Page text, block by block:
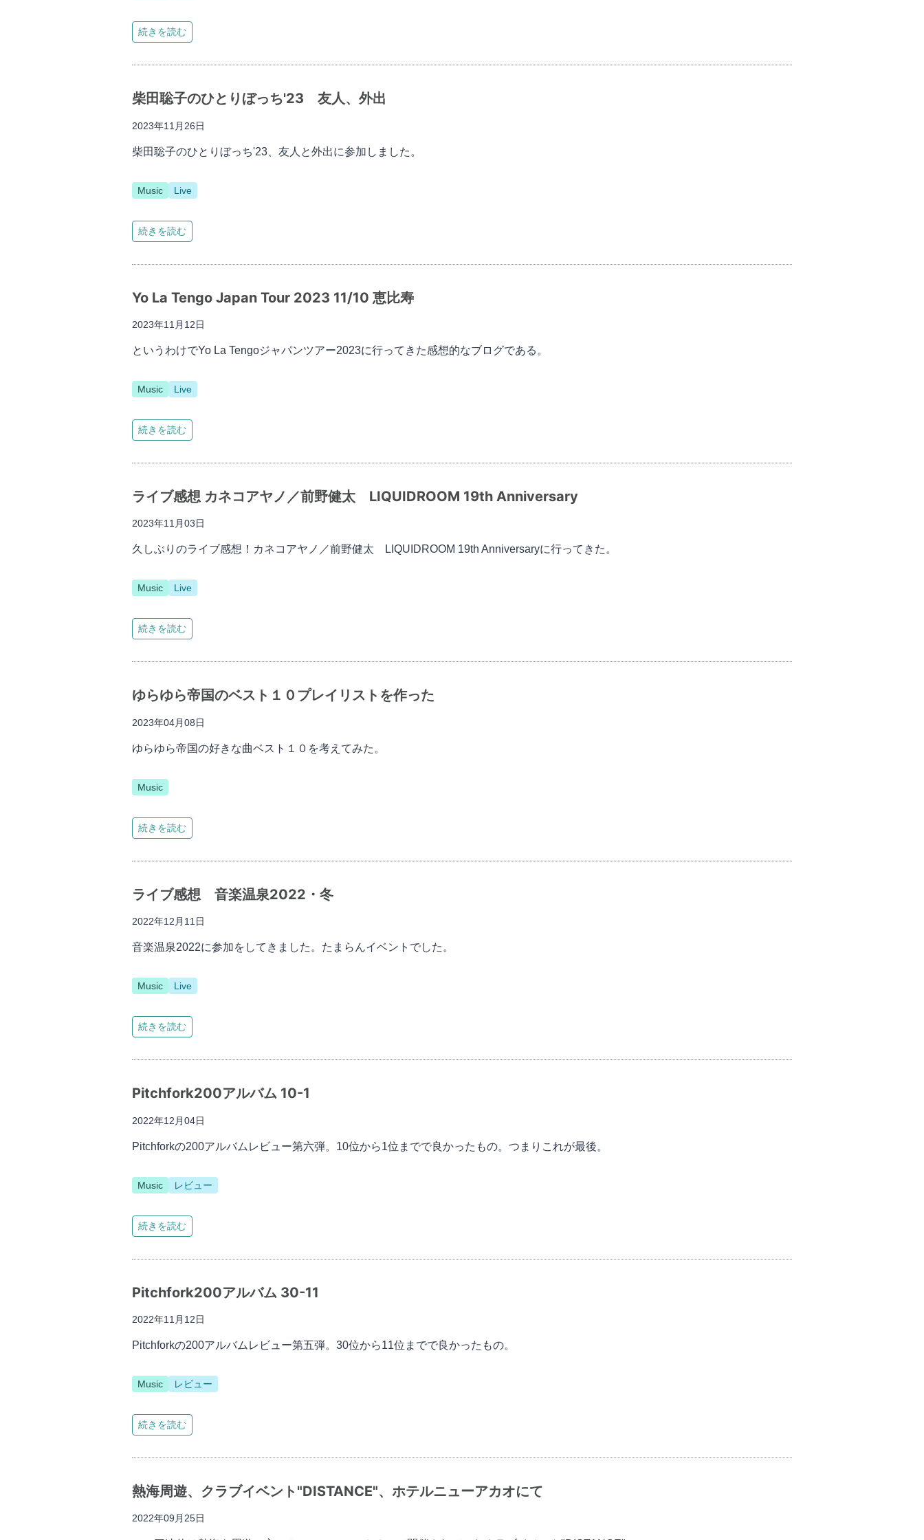
続きを読む
柴田聡子のひとりぼっち'23 友人、外出
2023年11月26日
柴田聡子のひとりぼっち'23、友人と外出に参加しました。
Music Live
続きを読む
Yo La Tengo Japan Tour 2023 11/10 恵比寿
2023年11月12日
というわけでYo La Tengoジャパンツアー2023に行ってきた感想的なブログである。
Music Live
続きを読む
ライブ感想 カネコアヤノ／前野健太 LIQUIDROOM 19th Anniversary
2023年11月03日
久しぶりのライブ感想！カネコアヤノ／前野健太 LIQUIDROOM 19th Anniversaryに行ってきた。
Music Live
続きを読む
ゆらゆら帝国のベスト１０プレイリストを作った
2023年04月08日
ゆらゆら帝国の好きな曲ベスト１０を考えてみた。
Music
続きを読む
ライブ感想 音楽温泉2022・冬
2022年12月11日
音楽温泉2022に参加をしてきました。たまらんイベントでした。
Music Live
続きを読む
Pitchfork200アルバム 10-1
2022年12月04日
Pitchforkの200アルバムレビュー第六弾。10位から1位までで良かったもの。つまりこれが最後。
Music レビュー
続きを読む
Pitchfork200アルバム 30-11
2022年11月12日
Pitchforkの200アルバムレビュー第五弾。30位から11位までで良かったもの。
Music レビュー
続きを読む
熱海周遊、クラブイベント"DISTANCE"、ホテルニューアカオにて
2022年09月25日